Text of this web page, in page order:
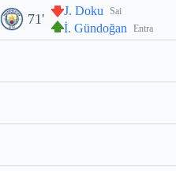
Sai
J. Doku
Entra
İ. Gündoğan
71'